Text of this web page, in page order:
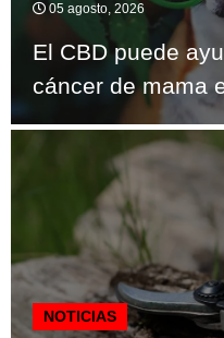
05 agosto, 2026
El CBD puede
cáncer de mama
NOTICIAS